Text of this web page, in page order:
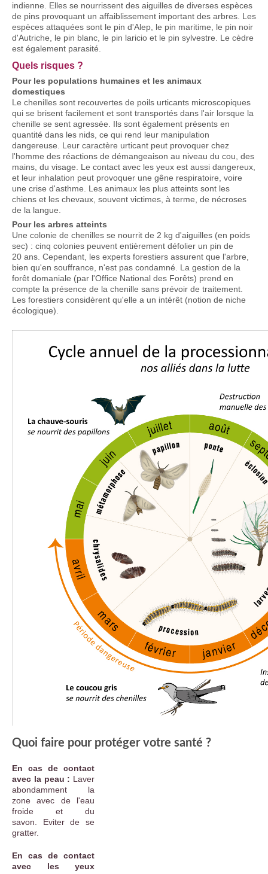
indienne. Elles se nour­ris­sent des aiguilles de diverses espèces
de pins provoquant un affaiblissement important des arbres. Les
espèces attaquées sont le pin d'Alep, le pin maritime, le pin noir
d'Autriche, le pin blanc, le pin laricio et le pin sylvestre. Le cèdre
est également parasité.
Quels risques ?
Pour les populations humaines et les animaux
domestiques
Le chenilles sont recouvertes de poils urticants microscopiques
qui se brisent facilement et sont transportés dans l'air lorsque la
chenille se sent agressée. Ils sont également présents en
quantité dans les nids, ce qui rend leur manipulation
dangereuse. Leur caractère urticant peut provoquer chez
l'homme des réactions de démangeaison au niveau du cou, des
mains, du visage. Le contact avec les yeux est aussi dangereux,
et leur inhalation peut provoquer une gêne respiratoire, voire
une crise d'asthme. Les animaux les plus atteints sont les
chiens et les chevaux, souvent victimes, à terme, de nécroses
de la langue.
Pour les arbres atteints
Une colonie de chenilles se nourrit de 2 kg d'aiguilles (en poids
sec) : cinq colonies peuvent entièrement défolier un pin de
20 ans. Cependant, les experts forestiers assurent que l'arbre,
bien qu'en souffrance, n'est pas condamné. La gestion de la
forêt domaniale (par l'Office National des Forêts) prend en
compte la présence de la chenille sans prévoir de traitement.
Les forestiers considèrent qu'elle a un intérêt (notion de niche
écologique).
Quoi faire pour protéger votre santé ?
En cas de contact
avec la peau : Laver
abondamment la
zone avec de l'eau
froide et du
savon. Eviter de se
gratter.
En cas de contact
avec les yeux